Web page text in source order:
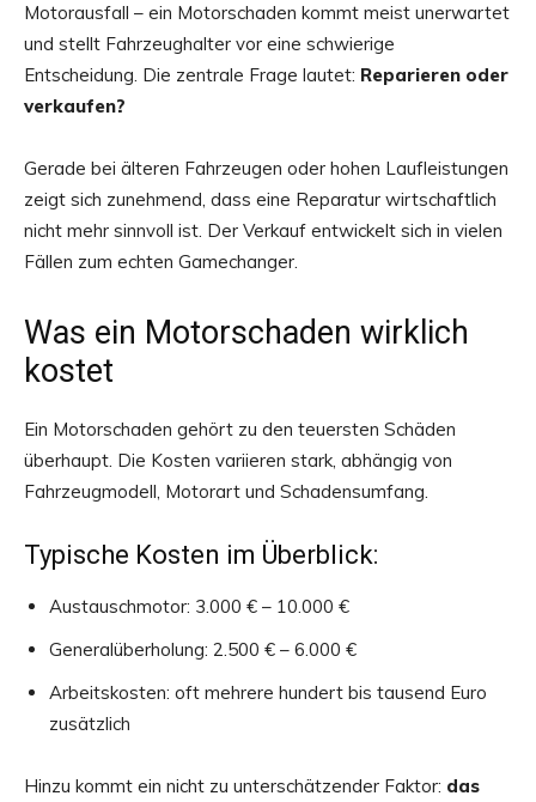
Motorausfall – ein Motorschaden kommt meist unerwartet
und stellt Fahrzeughalter vor eine schwierige
Entscheidung. Die zentrale Frage lautet: Reparieren oder
verkaufen?
Gerade bei älteren Fahrzeugen oder hohen Laufleistungen
zeigt sich zunehmend, dass eine Reparatur wirtschaftlich
nicht mehr sinnvoll ist. Der Verkauf entwickelt sich in vielen
Fällen zum echten Gamechanger.
Was ein Motorschaden wirklich
kostet
Ein Motorschaden gehört zu den teuersten Schäden
überhaupt. Die Kosten variieren stark, abhängig von
Fahrzeugmodell, Motorart und Schadensumfang.
Typische Kosten im Überblick:
Austauschmotor: 3.000 € – 10.000 €
Generalüberholung: 2.500 € – 6.000 €
Arbeitskosten: oft mehrere hundert bis tausend Euro
zusätzlich
Hinzu kommt ein nicht zu unterschätzender Faktor: das